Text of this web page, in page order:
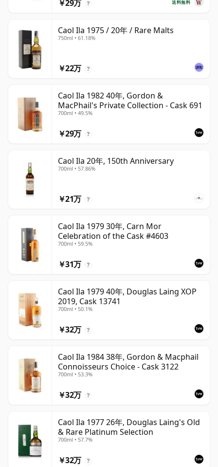
送料無料
￥29万 ?
Caol Ila 1975 / 20年 / Rare Malts
750ml • 61.18%
￥22万 ?
Caol Ila 1982 40年, Gordon &
MacPhail's Private Collection - Cask 691
700ml • 49.5%
￥29万 ?
Caol Ila 20年, 150th Anniversary
700ml • 57.86%
￥21万 ?
Caol Ila 1979 30年, Carn Mor
Celebration of the Cask #4603
700ml • 59.5%
￥31万 ?
Caol Ila 1979 40年, Douglas Laing XOP
2019, Cask 13741
700ml • 50.1%
￥32万 ?
Caol Ila 1984 38年, Gordon & Macphail
Connoisseurs Choice - Cask 3122
700ml • 53.3%
￥32万 ?
Caol Ila 1977 26年, Douglas Laing's Old
& Rare Platinum Selection
700ml • 57.7%
￥32万 ?